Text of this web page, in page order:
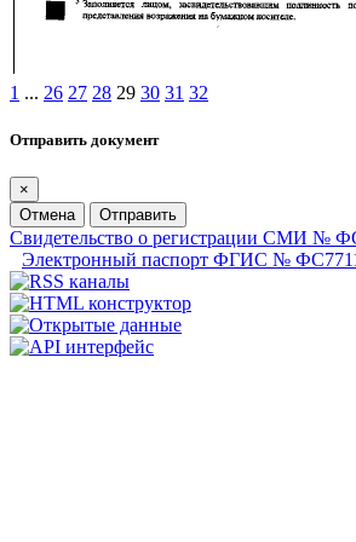
1 ... 26 27 28 29 30 31 32
Отправить документ
×
Отмена
Отправить
Свидетельство о регистрации СМИ №
Электронный паспорт ФГИС №